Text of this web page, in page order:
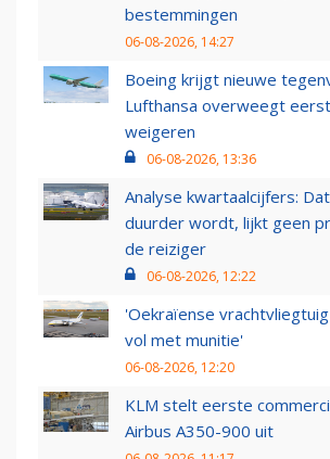
bestemmingen
06-08-2026, 14:27
Boeing krijgt nieuwe
Lufthansa overweegt
weigeren
06-08-2026, 13:36
Analyse kwartaalcijfers:
duurder wordt, lijkt geen
de reiziger
06-08-2026, 12:22
'Oekraïense
vol met munitie'
06-08-2026, 12:20
KLM stelt eerste
Airbus A350-900 uit